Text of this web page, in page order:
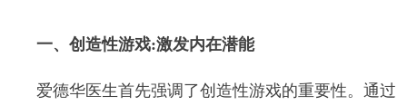
一、创造性游戏:激发内在潜能
爱德华医生首先强调了创造性游戏的重要性。通过